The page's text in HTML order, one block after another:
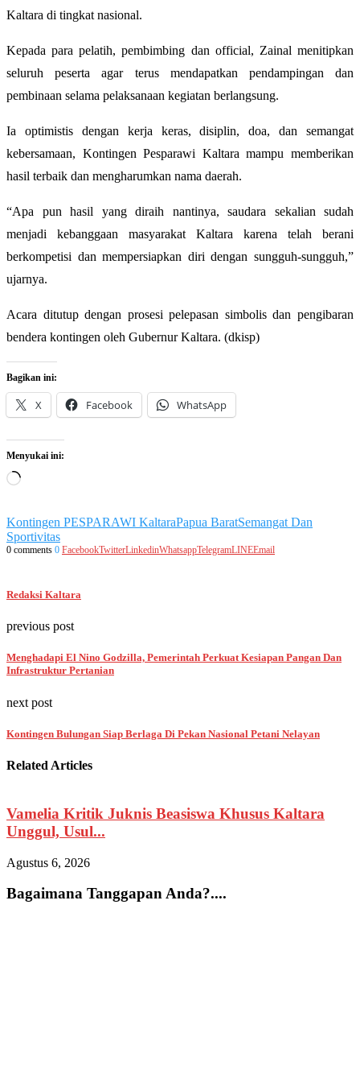
Kaltara di tingkat nasional.
Kepada para pelatih, pembimbing dan official, Zainal menitipkan
seluruh peserta agar terus mendapatkan pendampingan dan
pembinaan selama pelaksanaan kegiatan berlangsung.
Ia optimistis dengan kerja keras, disiplin, doa, dan semangat
kebersamaan, Kontingen Pesparawi Kaltara mampu memberikan
hasil terbaik dan mengharumkan nama daerah.
“Apa pun hasil yang diraih nantinya, saudara sekalian sudah
menjadi kebanggaan masyarakat Kaltara karena telah berani
berkompetisi dan mempersiapkan diri dengan sungguh-sungguh,”
ujarnya.
Acara ditutup dengan prosesi pelepasan simbolis dan pengibaran
bendera kontingen oleh Gubernur Kaltara. (dkisp)
Bagikan ini:
X Facebook WhatsApp
Menyukai ini:
Memuat...
Kontingen PESPARAWI KaltaraPapua BaratSemangat Dan
Sportivitas
0 comments 0 FacebookTwitterLinkedinWhatsappTelegramLINEEmail
Redaksi Kaltara
previous post
Menghadapi El Nino Godzilla, Pemerintah Perkuat Kesiapan Pangan Dan
Infrastruktur Pertanian
next post
Kontingen Bulungan Siap Berlaga Di Pekan Nasional Petani Nelayan
Related Articles
Vamelia Kritik Juknis Beasiswa Khusus Kaltara
Unggul, Usul...
Agustus 6, 2026
Bagaimana Tanggapan Anda?....